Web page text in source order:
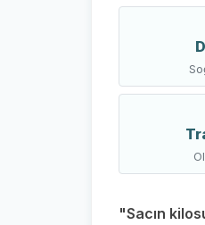
"Sacın